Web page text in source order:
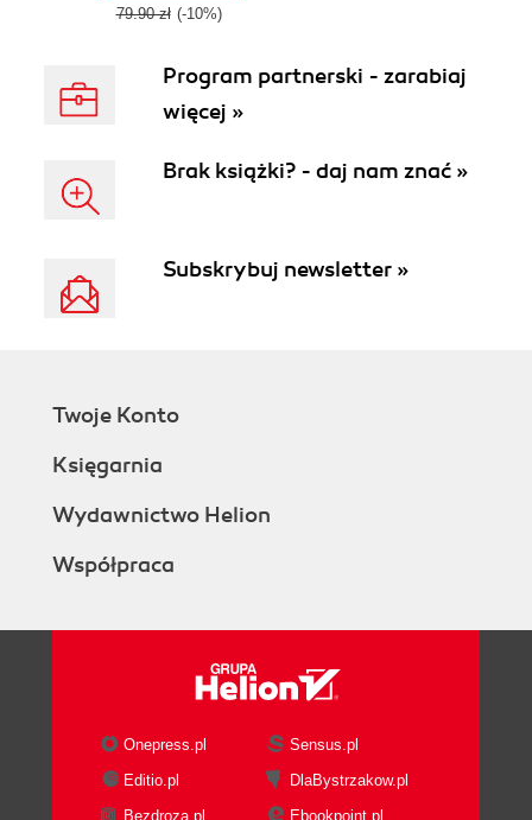
79.90 zł (-10%)
Program partnerski - zarabiaj
więcej »
Brak książki? - daj nam znać »
Subskrybuj newsletter »
Twoje Konto
Księgarnia
Wydawnictwo Helion
Współpraca
Onepress.pl
Sensus.pl
Editio.pl
DlaBystrzakow.pl
Bezdroza.pl
Ebookpoint.pl